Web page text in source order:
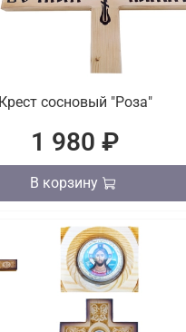
Крест сосновый "Роза"
1 980 ₽
В корзину